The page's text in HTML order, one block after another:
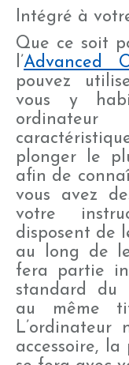
Intégré à
Que ce soit
l’Advanced
pouvez
vous y
plonger le
afin de
vous avez
votre
disposent de
au long de
fera partie
standard du
au même
L’ordinateur
accessoire,